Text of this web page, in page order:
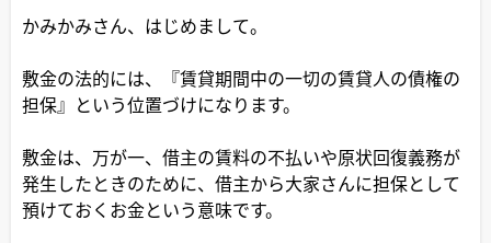
かみかみさん、はじめまして。
敷金の法的には、『賃貸期間中の一切の賃貸人の債権の
担保』という位置づけになります。
敷金は、万が一、借主の賃料の不払いや原状回復義務が
発生したときのために、借主から大家さんに担保として
預けておくお金という意味です。